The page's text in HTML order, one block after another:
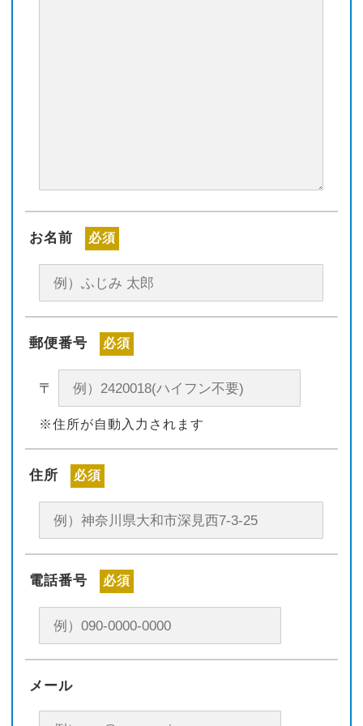
お名前 必須
郵便番号 必須
〒
※住所が自動入力されます
住所 必須
電話番号 必須
メール